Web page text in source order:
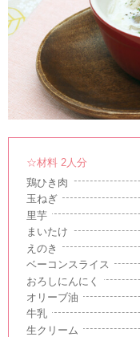
☆材料 2人分
鶏ひき肉
玉ねぎ
里芋
まいたけ
えのき
ベーコンスライス
おろしにんにく
オリーブ油
牛乳
生クリーム